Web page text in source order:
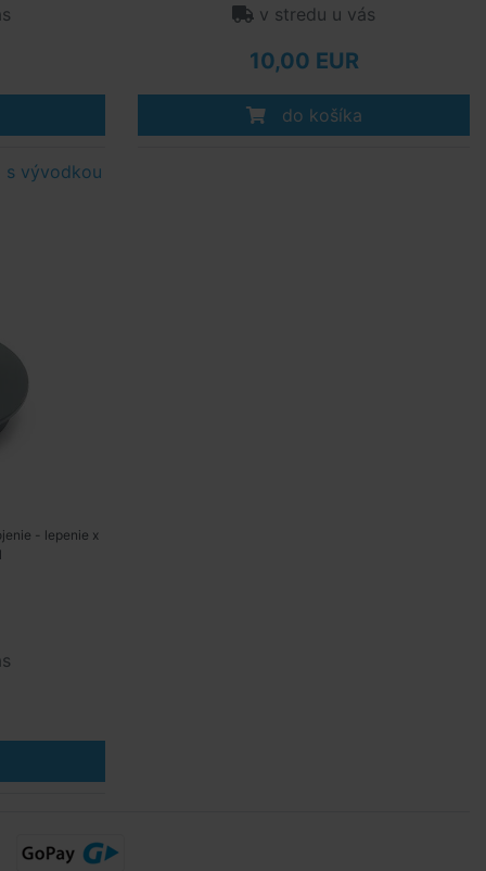
v stredu u vás
10,00 EUR
do košíka
s vývodkou
- lepenie x